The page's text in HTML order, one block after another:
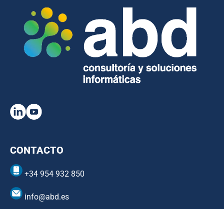
CONTACTO
+34 954 932 850
info@abd.es